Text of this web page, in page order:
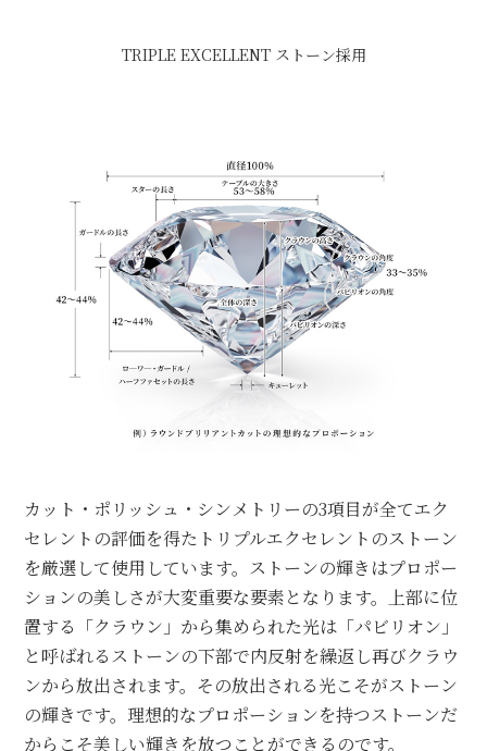
TRIPLE EXCELLENT ストーン採用
カット・ポリッシュ・シンメトリーの3項目が全てエク
セレントの評価を得たトリプルエクセレントのストーン
を厳選して使用しています。 ストーンの輝きはプロポー
ションの美しさが大変重要な要素となります。
上部に位
置する「クラウン」から集められた光は 「パビリオン」
と呼ばれるストーンの下部で内反射を繰返し再びクラウ
ンから放出されます。 その放出される光こそがストーン
の輝きです。 理想的なプロポーションを持つストーンだ
から こそ美しい輝きを放つことができるのです。